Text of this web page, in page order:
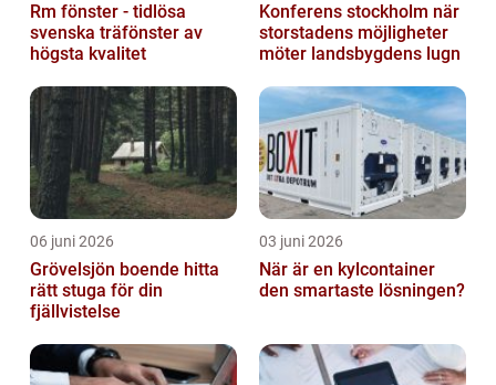
Rm fönster - tidlösa
svenska träfönster av
högsta kvalitet
Konferens stockholm när
storstadens möjligheter
möter landsbygdens lugn
06 juni 2026
Grövelsjön boende hitta
rätt stuga för din
fjällvistelse
03 juni 2026
När är en kylcontainer
den smartaste lösningen?